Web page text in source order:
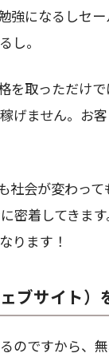
強になるしセ
し。
を取っただけ
げません。お
社会が変わっ
密着してきま
ります！
ブサイト）
のですから、